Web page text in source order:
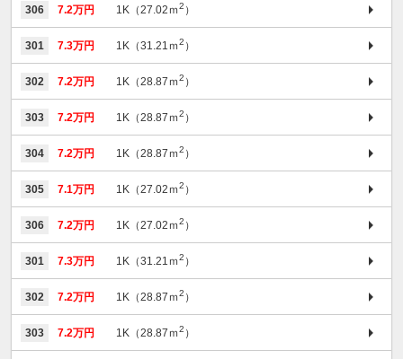
306 7.2万円 1K（27.02ｍ2 ）
301 7.3万円 1K（31.21ｍ2 ）
302 7.2万円 1K（28.87ｍ2 ）
303 7.2万円 1K（28.87ｍ2 ）
304 7.2万円 1K（28.87ｍ2 ）
305 7.1万円 1K（27.02ｍ2 ）
306 7.2万円 1K（27.02ｍ2 ）
301 7.3万円 1K（31.21ｍ2 ）
302 7.2万円 1K（28.87ｍ2 ）
303 7.2万円 1K（28.87ｍ2 ）